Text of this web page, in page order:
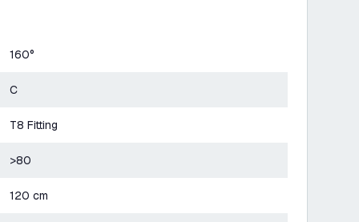
160°
C
T8 Fitting
>80
120 cm